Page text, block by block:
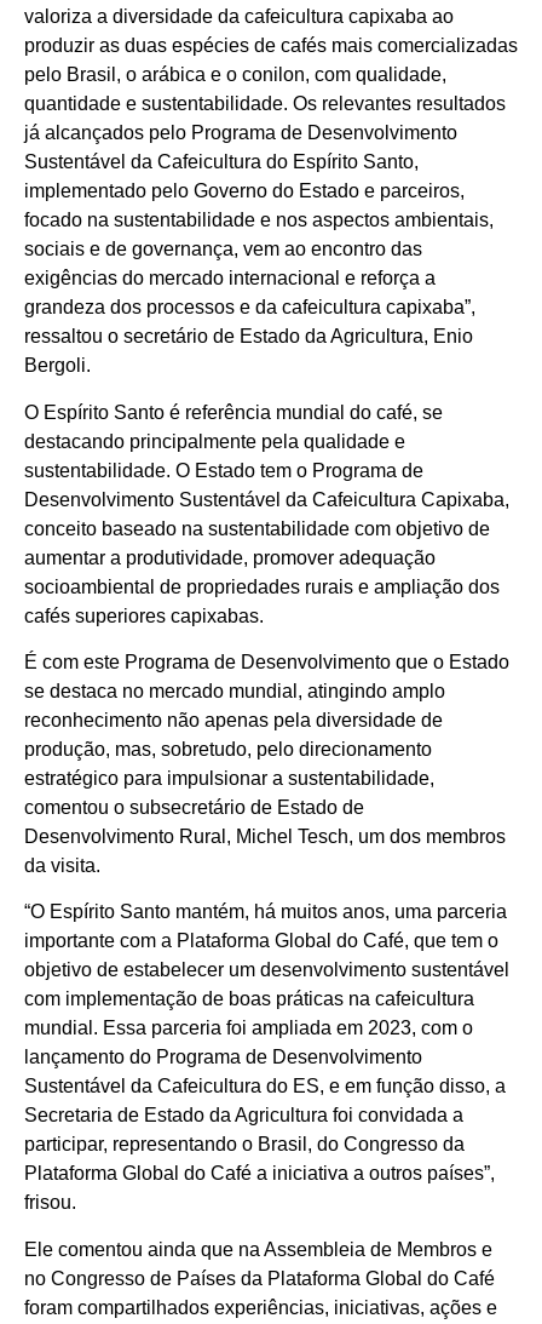
valoriza a diversidade da cafeicultura capixaba ao
produzir as duas espécies de cafés mais comercializadas
pelo Brasil, o arábica e o conilon, com qualidade,
quantidade e sustentabilidade. Os relevantes resultados
já alcançados pelo Programa de Desenvolvimento
Sustentável da Cafeicultura do Espírito Santo,
implementado pelo Governo do Estado e parceiros,
focado na sustentabilidade e nos aspectos ambientais,
sociais e de governança, vem ao encontro das
exigências do mercado internacional e reforça a
grandeza dos processos e da cafeicultura capixaba”,
ressaltou o secretário de Estado da Agricultura, Enio
Bergoli.
O Espírito Santo é referência mundial do café, se
destacando principalmente pela qualidade e
sustentabilidade. O Estado tem o Programa de
Desenvolvimento Sustentável da Cafeicultura Capixaba,
conceito baseado na sustentabilidade com objetivo de
aumentar a produtividade, promover adequação
socioambiental de propriedades rurais e ampliação dos
cafés superiores capixabas.
É com este Programa de Desenvolvimento que o Estado
se destaca no mercado mundial, atingindo amplo
reconhecimento não apenas pela diversidade de
produção, mas, sobretudo, pelo direcionamento
estratégico para impulsionar a sustentabilidade,
comentou o subsecretário de Estado de
Desenvolvimento Rural, Michel Tesch, um dos membros
da visita.
“O Espírito Santo mantém, há muitos anos, uma parceria
importante com a Plataforma Global do Café, que tem o
objetivo de estabelecer um desenvolvimento sustentável
com implementação de boas práticas na cafeicultura
mundial. Essa parceria foi ampliada em 2023, com o
lançamento do Programa de Desenvolvimento
Sustentável da Cafeicultura do ES, e em função disso, a
Secretaria de Estado da Agricultura foi convidada a
participar, representando o Brasil, do Congresso da
Plataforma Global do Café a iniciativa a outros países”,
frisou.
Ele comentou ainda que na Assembleia de Membros e
no Congresso de Países da Plataforma Global do Café
foram compartilhados experiências, iniciativas, ações e